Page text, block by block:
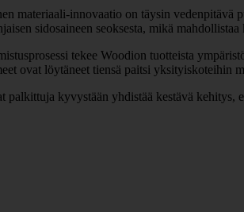
materiaali-innovaatio on täysin
sidosaineen seoksesta, mikä
tekee Woodion tuotteista
ovat löytäneet tiensä paitsi yksityiskoteihin
palkittuja kyvystään yhdistää kestävä kehitys,